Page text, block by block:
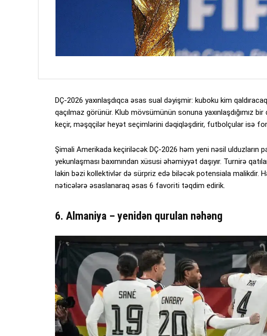
DÇ-2026 yaxınlaşdıqca əsas sual dəyişmir: kuboku kim
qaçılmaz görünür. Klub mövsümünün sonuna yaxınlaşdığımız
keçir, məşqçilər heyət seçimlərini dəqiqləşdirir, futbolçular isə
Şimali Amerikada keçiriləcək DÇ-2026 həm yeni nəsil ulduzların
yekunlaşması baxımından xüsusi əhəmiyyət daşıyır. Turnirə
lakin bəzi kollektivlər də sürpriz edə biləcək potensiala malikdir.
nəticələrə əsaslanaraq əsas 6 favoriti təqdim edirik.
6. Almaniya – yenidən qurulan nəhəng